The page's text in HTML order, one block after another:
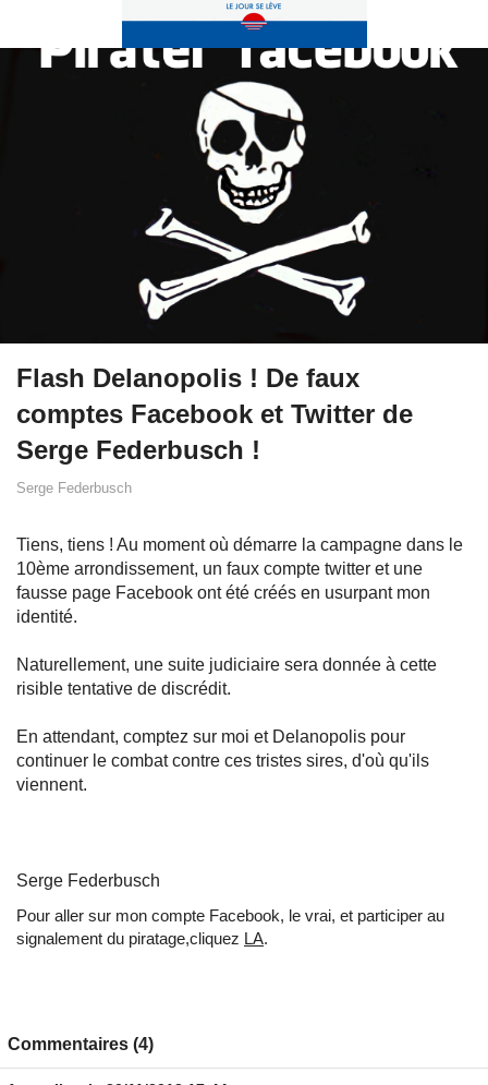
Flash Delanopolis ! De faux
comptes Facebook et Twitter de
Serge Federbusch !
Serge Federbusch
Tiens, tiens ! Au moment où démarre la campagne dans le
10ème arrondissement, un faux compte twitter et une
fausse page Facebook ont été créés en usurpant mon
identité.
Naturellement, une suite judiciaire sera donnée à cette
risible tentative de discrédit.
En attendant, comptez sur moi et Delanopolis pour
continuer le combat contre ces tristes sires, d'où qu'ils
viennent.
Serge Federbusch
Pour aller sur mon compte Facebook, le vrai, et participer au
signalement du piratage,cliquez LA.
Commentaires (4)